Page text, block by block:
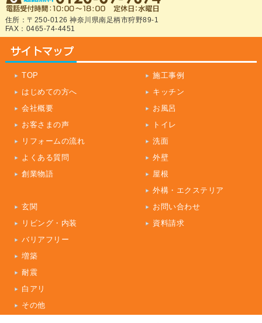
住所：〒250-0126 神奈川県南足柄市狩野89-1
FAX：0465-74-4451
TOP
はじめての方へ
会社概要
お客さまの声
リフォームの流れ
よくある質問
創業物語
施工事例
キッチン
お風呂
トイレ
洗面
外壁
屋根
外構・エクステリア
玄関
リビング・内装
バリアフリー
増築
耐震
白アリ
その他
お問い合わせ
資料請求